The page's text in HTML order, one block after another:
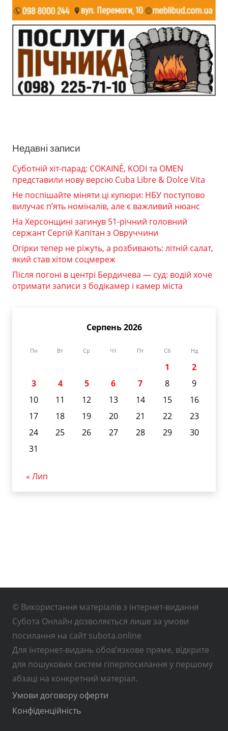
Недавні записи
Суботній хіт-парад: COKAINÉ, KODI та OMEN
представили нову версію Cuba Libre & Dolce Vita
Не поспішайте міняти ці купюри: НБУ поступово
вилучає п’ять номіналів, але є важливий нюанс
На Херсонщині загинув 51-річний головний
сержант Сергій Капітан з Овруччини
Огірки тепер не ріжуть, а розбивають: літній салат,
який став хітом соцмереж
Після погоні в центрі Бердичева — суд: водій хоче
отримати записи з бодікамер і камер міста
Серпень 2026
Пн Вт Ср Чт Пт Сб Нд
1
2
3
4 5 6 7 8
9
10
11 12 13 14 15
16
17
18 19 20 21 22
23
24
25 26 27 28 29
30
31
« Лип
© Використання матеріалів з інтернет-видання
Субота Онлайн дозволяється лише за умови
посилання на сайт subota.online
Для інтернет-видань обов’язкове пряме, відкрите
для пошукових систем гіперпосилання у першому
абзаці на конкретний матеріал.
Умови договору оферти
Конфіденційність